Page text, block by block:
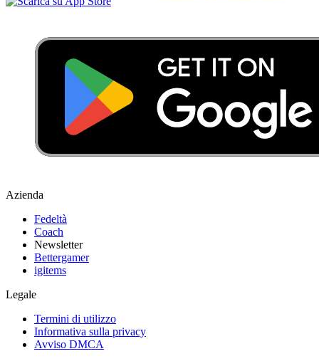
Azienda
Fedeltà
Coach
Newsletter
Bettergamer
igitems
Legale
Termini di utilizzo
Informativa sulla privacy
Avviso DMCA